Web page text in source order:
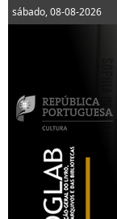
sábado, 08-08-2026